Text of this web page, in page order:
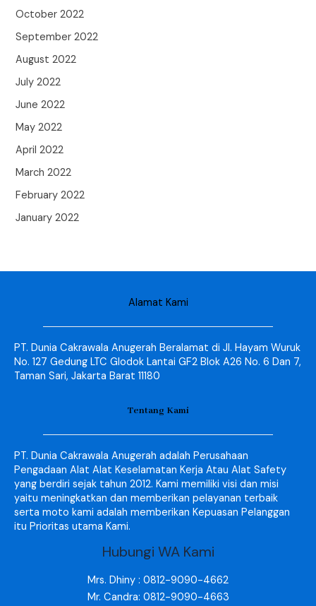
October 2022
September 2022
August 2022
July 2022
June 2022
May 2022
April 2022
March 2022
February 2022
January 2022
Alamat Kami
PT. Dunia Cakrawala Anugerah Beralamat di Jl. Hayam Wuruk
No. 127 Gedung LTC Glodok Lantai GF2 Blok A26 No. 6 Dan 7,
Taman Sari, Jakarta Barat 11180
Tentang Kami
PT. Dunia Cakrawala Anugerah adalah Perusahaan
Pengadaan Alat Alat Keselamatan Kerja Atau Alat Safety
yang berdiri sejak tahun 2012. Kami memiliki visi dan misi
yaitu meningkatkan dan memberikan pelayanan terbaik
serta moto kami adalah memberikan Kepuasan Pelanggan
itu Prioritas utama Kami.
Hubungi WA Kami
Mrs. Dhiny : 0812-9090-4662
Mr. Candra: 0812-9090-4663